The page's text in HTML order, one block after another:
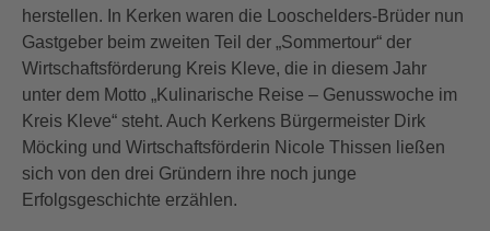
herstellen. In Kerken waren die Looschelders-Brüder nun
Gastgeber beim zweiten Teil der „Sommertour“ der
Wirtschaftsförderung Kreis Kleve, die in diesem Jahr
unter dem Motto „Kulinarische Reise – Genusswoche im
Kreis Kleve“ steht. Auch Kerkens Bürgermeister Dirk
Möcking und Wirtschaftsförderin Nicole Thissen ließen
sich von den drei Gründern ihre noch junge
Erfolgsgeschichte erzählen.